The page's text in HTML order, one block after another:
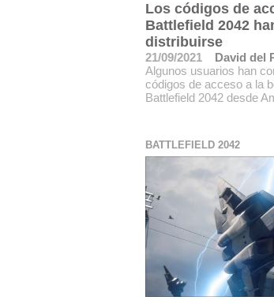
Los códigos de
Battlefield 2042
distribuirse
21/09/2021
David del
Algunos usuarios han
códigos de acceso a la
Battlefield 2042 desde
BATTLEFIELD 2042